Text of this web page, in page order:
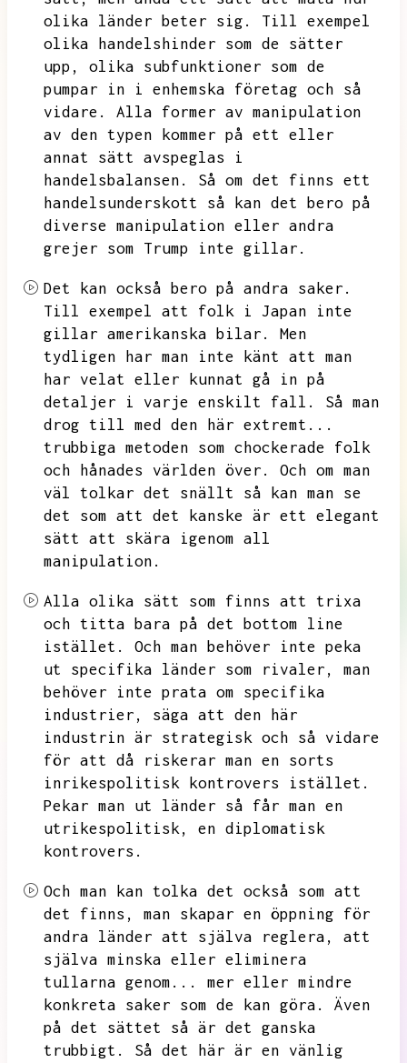
olika länder beter sig.
Till exempel
olika handelshinder som de sätter
upp,
olika subfunktioner som de
pumpar in i enhemska företag och så
vidare.
Alla former av manipulation
av den typen kommer på ett eller
annat sätt avspeglas i
handelsbalansen.
Så om det finns ett
handelsunderskott så kan det bero på
diverse manipulation eller andra
grejer som Trump inte gillar.
Det kan också bero på andra saker.
Till exempel att folk i Japan inte
gillar amerikanska bilar.
Men
tydligen har man inte känt att man
har velat eller kunnat gå in på
detaljer i varje enskilt fall.
Så man
drog till med den här extremt...
trubbiga metoden som chockerade folk
och hånades världen över.
Och om man
väl tolkar det snällt så kan man se
det som att det kanske är ett elegant
sätt att skära igenom all
manipulation.
Alla olika sätt som finns att trixa
och titta bara på det bottom line
istället.
Och man behöver inte peka
ut specifika länder som rivaler,
man
behöver inte prata om specifika
industrier,
säga att den här
industrin är strategisk och så vidare
för att då riskerar man en sorts
inrikespolitisk kontrovers istället.
Pekar man ut länder så får man en
utrikespolitisk,
en diplomatisk
kontrovers.
Och man kan tolka det också som att
det finns,
man skapar en öppning för
andra länder att själva reglera,
att
själva minska eller eliminera
tullarna genom...
mer eller mindre
konkreta saker som de kan göra.
Även
på det sättet så är det ganska
trubbigt.
Så det här är en vänlig